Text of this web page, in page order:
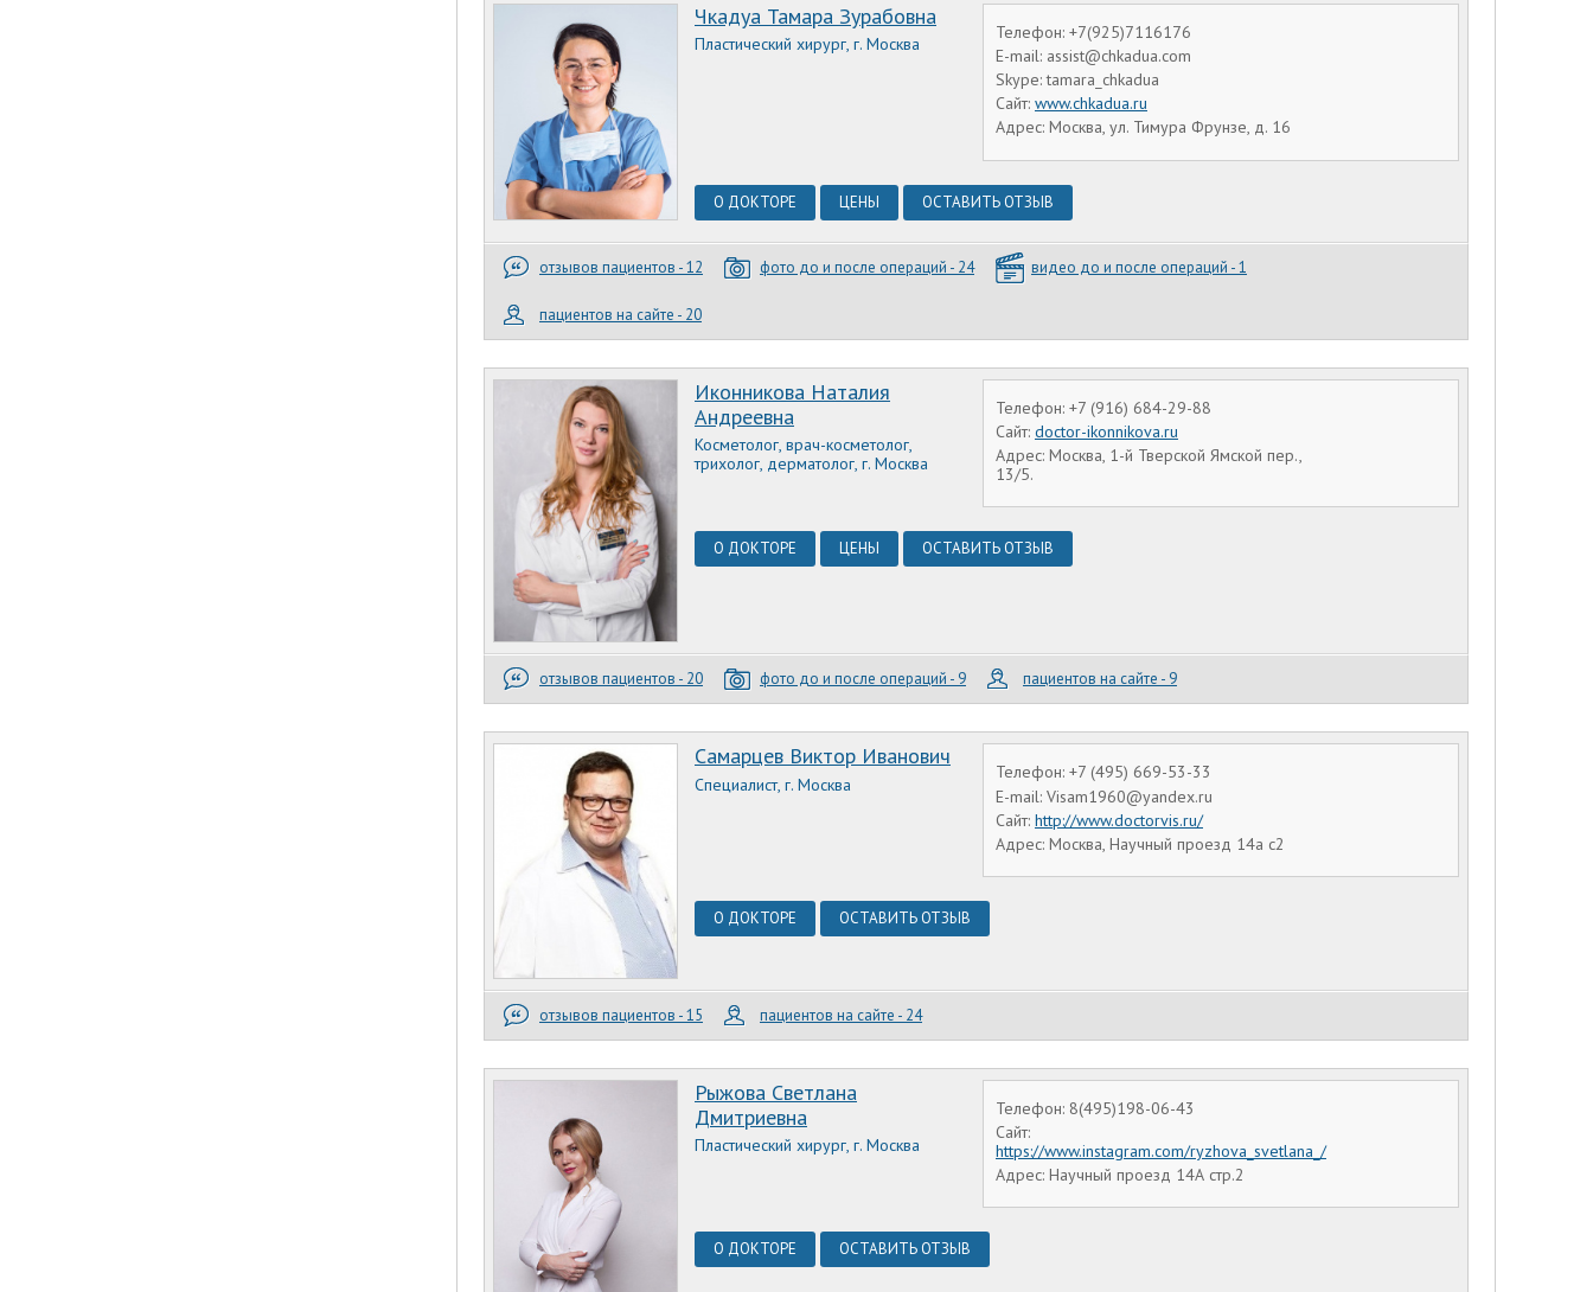
Телефон: +7(925)7116176
E-mail: assist@chkadua.com
Skype: tamara_chkadua
Сайт: www.chkadua.ru
Адрес: Москва, ул. Тимура Фрунзе, д. 16
Чкадуа Тамара Зурабовна
Пластический хирург, г. Москва
О ДОКТОРЕ ЦЕНЫ ОСТАВИТЬ ОТЗЫВ
отзывов пациентов - 12 фото до и после операций - 24 видео до и после операций - 1
пациентов на сайте - 20
Телефон: +7 (916) 684-29-88
Сайт: doctor-ikonnikova.ru
Адрес: Москва, 1-й Тверской Ямской пер.,
13/5.
Иконникова Наталия
Андреевна
Косметолог, врач-косметолог,
трихолог, дерматолог, г. Москва
О ДОКТОРЕ ЦЕНЫ ОСТАВИТЬ ОТЗЫВ
отзывов пациентов - 20 фото до и после операций - 9 пациентов на сайте - 9
Телефон: +7 (495) 669-53-33
E-mail: Visam1960@yandex.ru
Сайт: http://www.doctorvis.ru/
Адрес: Москва, Научный проезд 14а с2
Самарцев Виктор Иванович
Специалист, г. Москва
О ДОКТОРЕ ОСТАВИТЬ ОТЗЫВ
отзывов пациентов - 15 пациентов на сайте - 24
Телефон: 8(495)198-06-43
Сайт:
https://www.instagram.com/ryzhova_svetlana_/
Адрес: Научный проезд 14А стр.2
Рыжова Светлана
Дмитриевна
Пластический хирург, г. Москва
О ДОКТОРЕ ОСТАВИТЬ ОТЗЫВ